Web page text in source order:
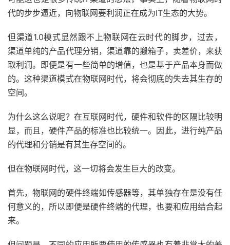
代的步步逼近，向物联网要利润正在成为IT生态的大势。
但渠道1.0模式显然跟不上物联网在云时代的脚步，过去，
渠道单纯的产品代理分销，渠道靠的搬箱子，卖差价，来获
取利润。即便是有一些简单的增值，也是基于产品本身而做
的。这种渠道模式在物联网时代，将会彻底的失去其生存的
空间。
为什么这么说呢？在互联网时代，硬件和软件的区隔比较明
显，而且，硬件产品的标准也比较统一。因此，进行纯产品
的代理和分销是有其生存空间的。
但在物联网时代，这一切将会发生巨大的改变。
首先，物联网的硬件终端如传感器等，其单独存在是没有任
何意义的，所以即便是硬件终端的代理，也要和应用结合起
来。